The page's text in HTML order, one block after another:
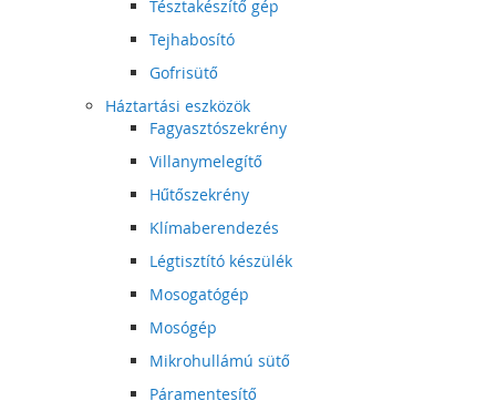
Tésztakészítő gép
Tejhabosító
Gofrisütő
Háztartási eszközök
Fagyasztószekrény
Villanymelegítő
Hűtőszekrény
Klímaberendezés
Légtisztító készülék
Mosogatógép
Mosógép
Mikrohullámú sütő
Páramentesítő